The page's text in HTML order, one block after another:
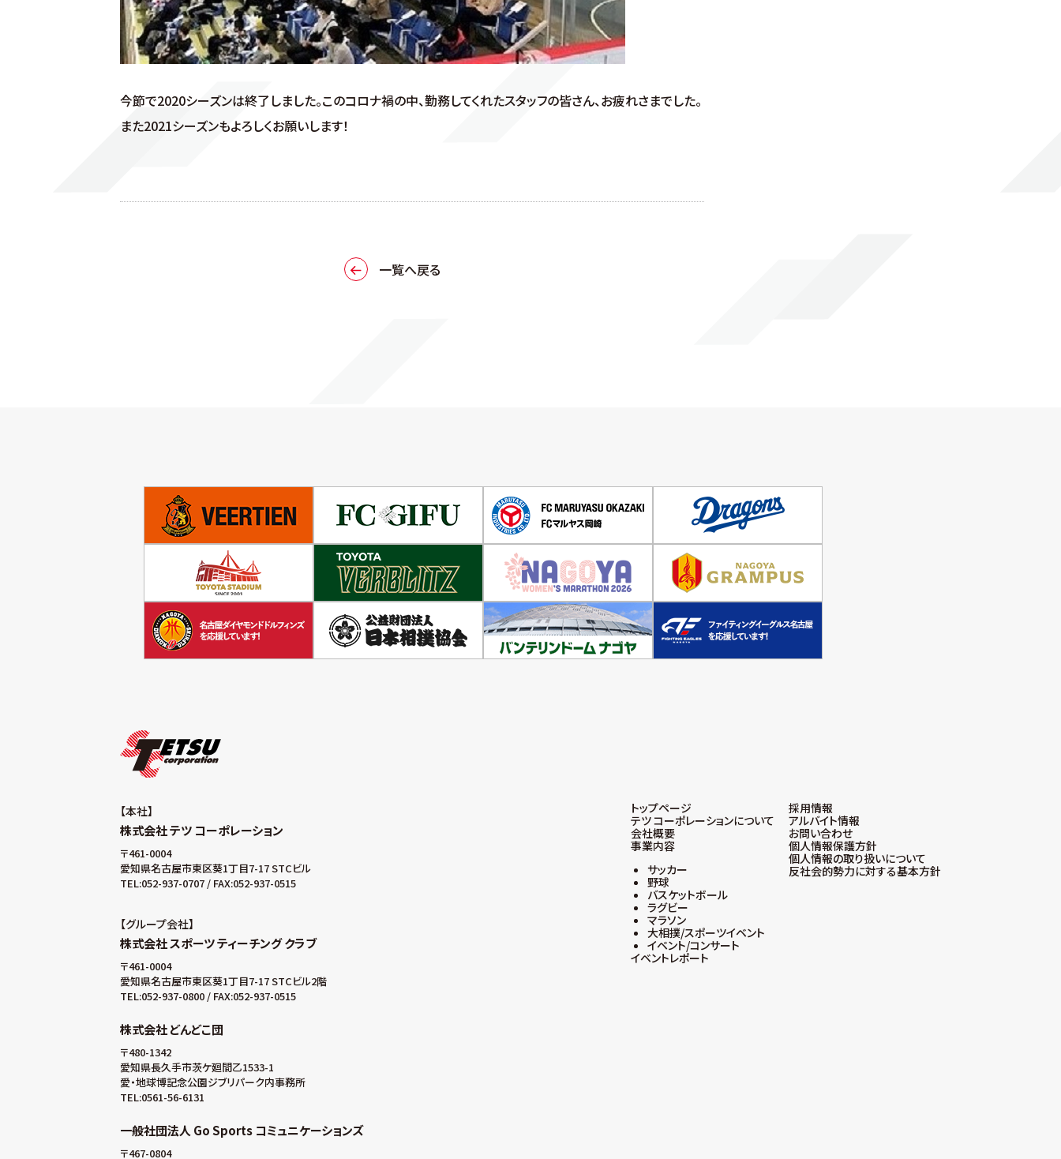
今節で2020シーズンは終了しました。このコロナ禍の中、勤務してくれたスタッフの皆さん、お疲れさまでした。
また2021シーズンもよろしくお願いします！
一覧へ戻る
本社
株式会社 テツ コーポレーション
〒461-0004
愛知県名古屋市東区葵1丁目7-17 STCビル
TEL:052-937-0707 / FAX:052-937-0515
グループ会社
株式会社 スポーツ ティーチング クラブ
〒461-0004
愛知県名古屋市東区葵1丁目7-17 STCビル2階
TEL:052-937-0800 / FAX:052-937-0515
株式会社 どんどこ団
〒480-1342
愛知県長久手市茨ケ廻間乙1533-1
愛・地球博記念公園ジブリパーク内事務所
TEL:0561-56-6131
一般社団法人 Go Sports コミュニケーションズ
〒467-0804
トップページ
テツ コーポレーションについて
会社概要
事業内容
サッカー
野球
バスケットボール
ラグビー
マラソン
大相撲/スポーツイベント
イベント/コンサート
イベントレポート
採用情報
アルバイト情報
お問い合わせ
個人情報保護方針
個人情報の取り扱いについて
反社会的勢力に対する基本方針